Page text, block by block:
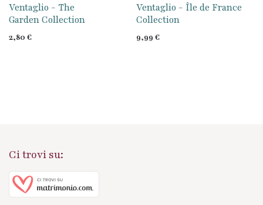
Ventaglio - The
Garden Collection
2,80 €
Ventaglio - Île de France
Collection
9,99 €
Ci trovi su: